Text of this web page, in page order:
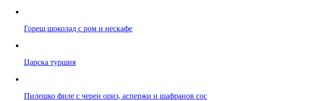
Горещ шоколад с ром и нескафе
Царска туршия
Пилешко филе с черен ориз, аспержи и шафранов сос